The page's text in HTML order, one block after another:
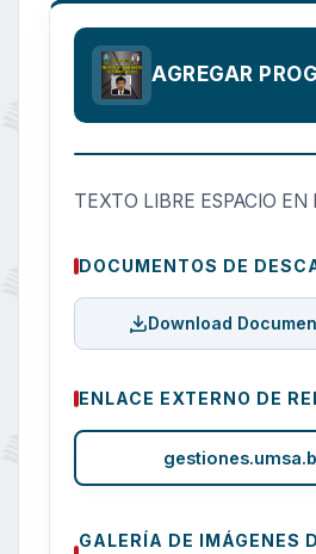
AGREGAR
TEXTO LIBRE ESPACIO EN
DOCUMENTOS DE
Download
ENLACE EXTERNO DE
GALERÍA DE IMÁGENES